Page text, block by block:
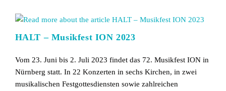
–
Will
HALT – Musikfest ION 2023
Vom 23. Juni bis 2. Juli 2023 findet das 72. Musikfest ION in
Nürnberg statt. In 22 Konzerten in sechs Kirchen, in zwei
musikalischen Festgottesdiensten sowie zahlreichen